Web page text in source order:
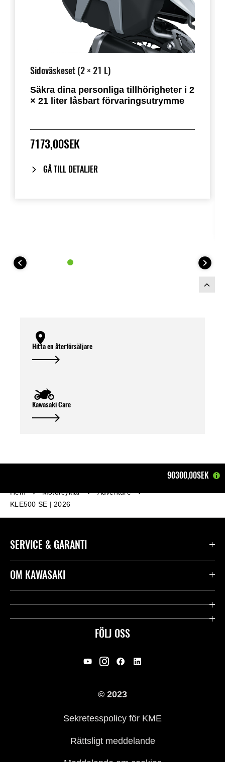
Sidoväskeset (2 × 21 L)
Säkra dina personliga tillhörigheter i 2
× 21 liter låsbart förvaringsutrymme
7173,00SEK
GÅ TILL DETALJER
Hitta en återförsäljare
Kawasaki Care
90300,00SEK
Hem Motorcyklar
Adventure
KLE500 SE | 2026
FÖLJ OSS
SERVICE & GARANTI
Kontakta oss
Användbara länkar
Rättsligt & Sekretess
OM KAWASAKI
Företag
© 2023
Sekretesspolicy för KME
Rättsligt meddelande